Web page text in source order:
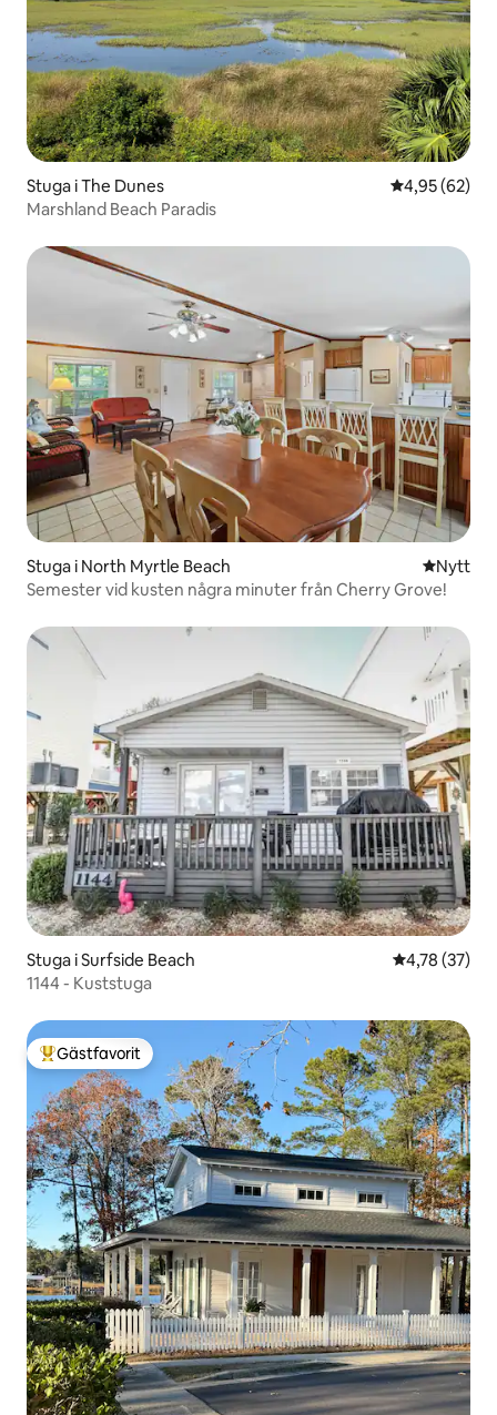
Stuga i The Dunes 4,95 av 5 i
4,95 (62)
Marshland Beach Paradis
Stuga i North Myrtle Beach NyttNytt
Semester vid kusten några minuter från Cherry Grove!
Stuga i Surfside Beach 4,78 av 5 i
4,78 (37)
1144 - Kuststuga
Populär gästfavorit
Gästfavorit